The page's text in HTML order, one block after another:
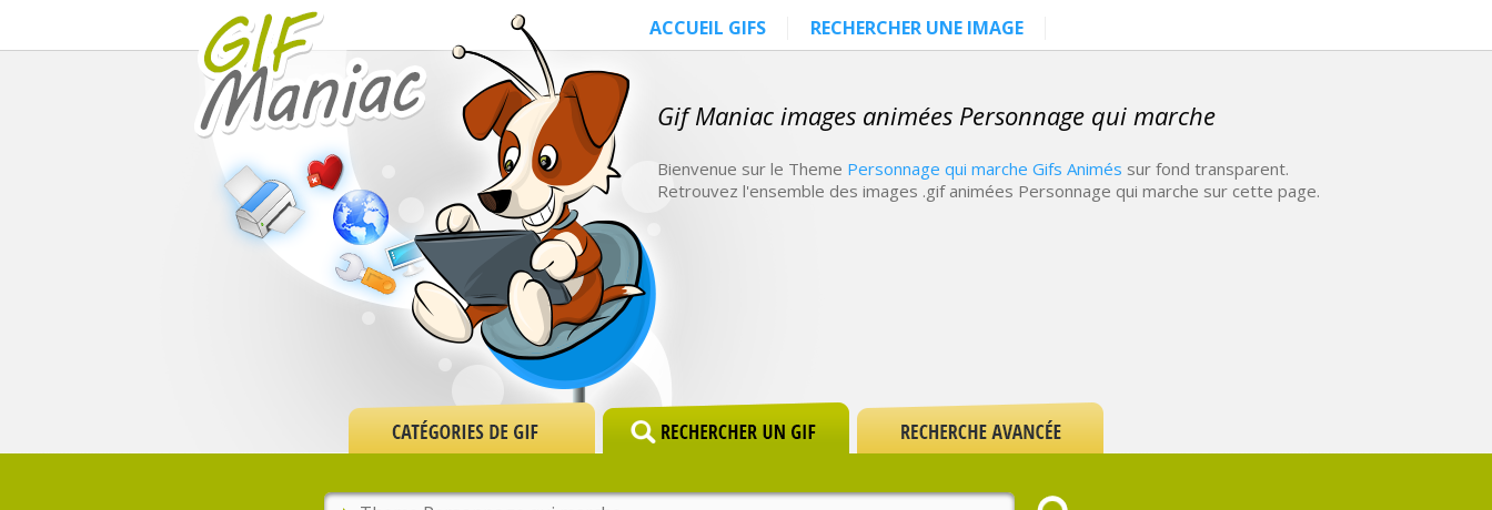
ACCUEIL GIFS RECHERCHER UNE IMAGE
Gif Maniac images animées Personnage qui marche
Bienvenue sur le Theme Personnage qui marche Gifs Animés sur fond transparent.
Retrouvez l'ensemble des images .gif animées Personnage qui marche sur cette page.